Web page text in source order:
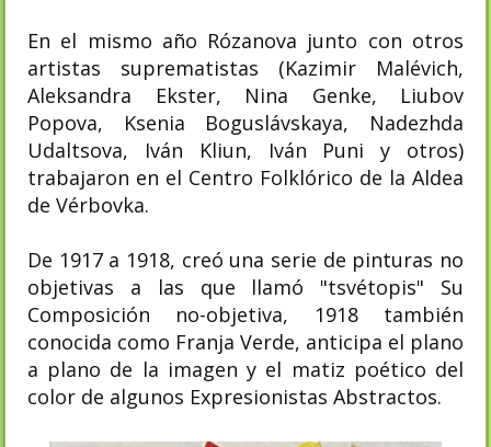
En el mismo año Rózanova junto con otros
artistas suprematistas (Kazimir Malévich,
Aleksandra Ekster, Nina Genke, Liubov
Popova, Ksenia Boguslávskaya, Nadezhda
Udaltsova, Iván Kliun, Iván Puni y otros)
trabajaron en el Centro Folklórico de la Aldea
de Vérbovka.
De 1917 a 1918, creó una serie de pinturas no
objetivas a las que llamó "tsvétopis" Su
Composición no-objetiva, 1918 también
conocida como Franja Verde, anticipa el plano
a plano de la imagen y el matiz poético del
color de algunos Expresionistas Abstractos.